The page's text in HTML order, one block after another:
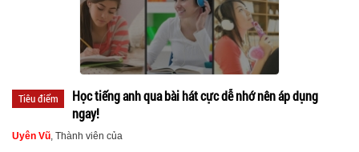
Tiêu điểm
Học tiếng anh qua bài hát cực dễ nhớ nên áp dụng
ngay!
Uyên Vũ , Thành viên của